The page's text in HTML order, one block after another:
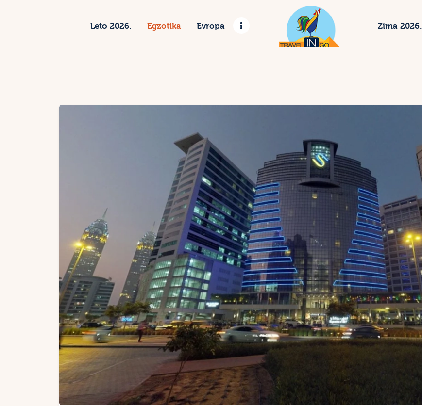
Leto 2026. Egzotika Evropa Zima 2026.
Letovanje 2023
Egzotične destinacije
Kontakt